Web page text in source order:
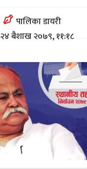
पालिका डायरी
२४ बैशाख २०७९, ११:१८